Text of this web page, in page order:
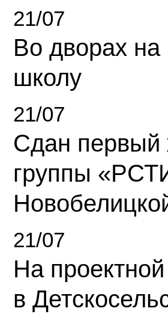
21/07
Во дворах на
школу
21/07
Сдан первый
группы
21/07
На
в